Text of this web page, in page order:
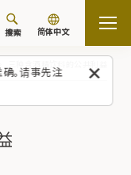
。请事先注
搜索 简体中文